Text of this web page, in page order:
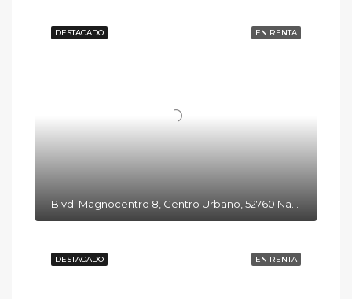
EN RENTA
DESTACADO
EN RENTA
DESTACADO